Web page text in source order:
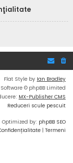
Flat Style by Ian Bradley
© phpBB Limited
MX-Publisher CMS
Reduceri scule pescuit
Optimized by: phpBB SEO
| Termeni